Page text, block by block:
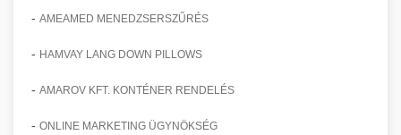
- AMEAMED MENEDZSERSZŰRÉS
- HAMVAY LANG DOWN PILLOWS
- AMAROV KFT. KONTÉNER RENDELÉS
- ONLINE MARKETING ÜGYNÖKSÉG